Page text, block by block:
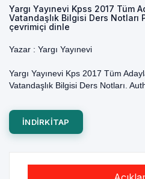
Yargı Yayınevi Kpss 2017 Tüm
Vatandaşlık Bilgisi Ders Notları
çevrimiçi dinle
Yazar : Yargı Yayınevi
Yargı Yayınevi Kps 2017 Tüm
Vatandaşlık Bilgisi Ders Notları.
INDIRKITAP